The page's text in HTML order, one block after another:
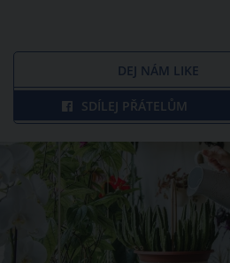
DEJ NÁM LIKE
SDÍLEJ PŘÁTELŮM